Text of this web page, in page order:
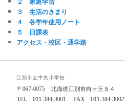
３ 生活のきまり
４ 各学年使用ノート
５ 日課表
アクセス・校区・通学路
江別市立中央小学校
〒067-0075 北海道江別市向ヶ丘５４
TEL 011-384-3001 FAX 011-384-3002